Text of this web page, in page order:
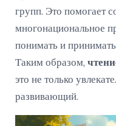
групп. Это помогает
многонациональное
понимать и
Таким образом,
это не только
развивающий.